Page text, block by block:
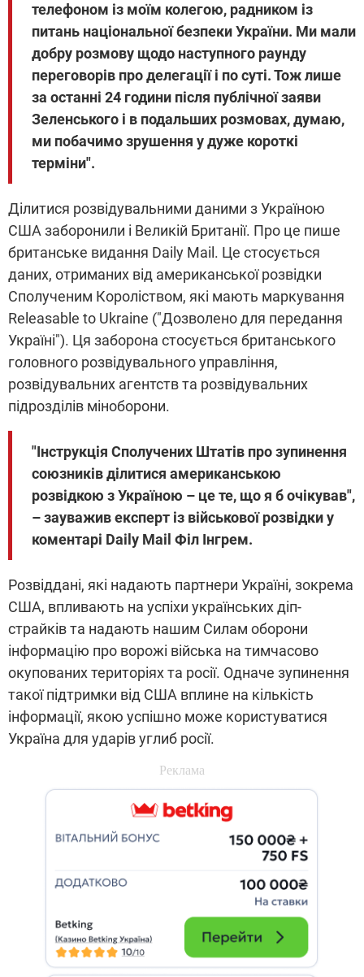
телефоном із моїм колегою, радником із
питань національної безпеки України. Ми мали
добру розмову щодо наступного раунду
переговорів про делегації і по суті. Тож лише
за останні 24 години після публічної заяви
Зеленського і в подальших розмовах, думаю,
ми побачимо зрушення у дуже короткі
терміни".
Ділитися розвідувальними даними з Україною
США заборонили і Великій Британії. Про це пише
британське видання Daily Mail. Це стосується
даних, отриманих від американської розвідки
Сполученим Короліством, які мають маркування
Releasable to Ukraine ("Дозволено для передання
Україні"). Ця заборона стосується британського
головного розвідувального управління,
розвідувальних агентств та розвідувальних
підрозділів міноборони.
"Інструкція Сполучених Штатів про зупинення
союзників ділитися американською
розвідкою з Україною – це те, що я б очікував",
– зауважив експерт із військової розвідки у
коментарі Daily Mail Філ Інгрем.
Розвіддані, які надають партнери Україні, зокрема
США, впливають на успіхи українських діп-
страйків та надають нашим Силам оборони
інформацію про ворожі війська на тимчасово
окупованих територіях та росії. Одначе зупинення
такої підтримки від США вплине на кількість
інформації, якою успішно може користуватися
Україна для ударів углиб росії.